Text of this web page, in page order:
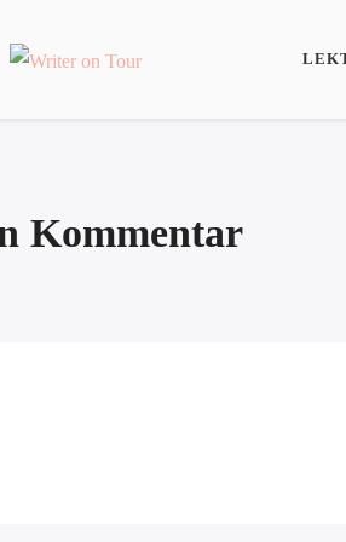
Kommentar